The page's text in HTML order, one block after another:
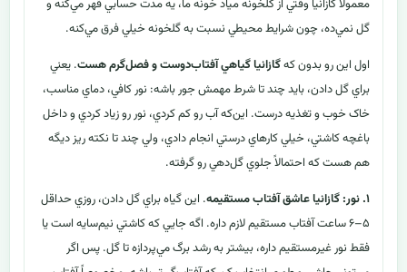
معمولا گازانيا وقتي از گلخونه مياد خونه‌ ما، يه مدت حسابي قهر مي‌کنه و
گل نمي‌ده، چون شرايط محيطي نسبت به گلخونه خيلي فرق مي‌کنه.
اول اين رو بدون کهگازانيا گياهي آفتاب‌دوست و فصل‌گرم هست. يعني
براي گل دادن، بايد چند تا شرط مهمش جور باشه: نور کافي، دماي مناسب،
خاک خوب و تغذيه درست. اين‌که آب رو کم کردي، نور رو زياد کردي و داخل
باغچه کاشتي، خيلي کارهاي درستي انجام دادي، ولي چند تا نکته ريز ديگه
هم هست که احتمالاً جلوي گل‌دهي رو گرفته.
۱. نور: گازانيا عاشق آفتاب مستقيمه
. اين گياه براي گل دادن، روزي حداقل
۵–۶ ساعت آفتاب مستقيم لازم داره. اگه جايي که کاشتي نيم‌سايه است يا
فقط نور غيرمستقيم داره، بيشتر به رشد برگ مي‌پردازه تا گل. پس اگر